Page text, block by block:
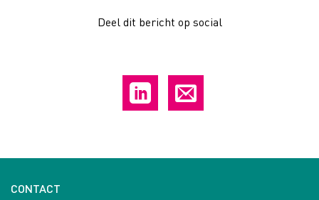
Deel dit bericht op social
CONTACT